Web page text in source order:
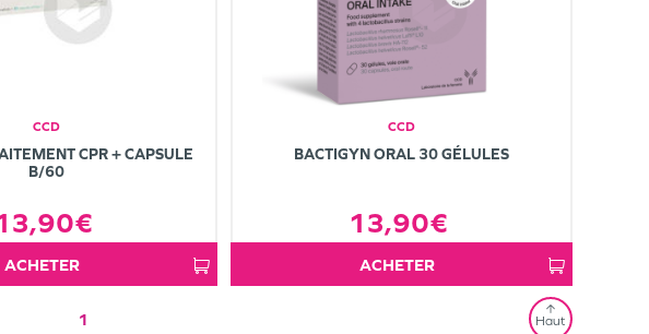
CCD
CPR + CAPSULE
B/60
ACHETER
CCD
BACTIGYN ORAL 30 GÉLULES
13,90€
ACHETER
1 Haut